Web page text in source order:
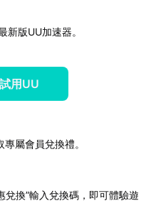
新版UU加速器。
用UU
屬會員兌換禮。
兌換”輸入兌換碼，即可體驗遊